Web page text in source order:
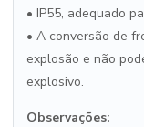
• IP55, adequado
• A conversão de
explosão e não
explosivo.
Observações: